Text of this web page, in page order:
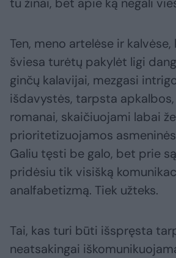
Ten, meno artelėse ir
šviesa turėtų pakylėt ligi
ginčų kalavijai, mezgasi
išdavystės, tarpsta
romanai, skaičiuojami labai
prioritetizuojamos
Galiu tęsti be galo, bet prie
pridėsiu tik visišką
analfabetizmą. Tiek užteks.
Tai, kas turi būti išspręsta
neatsakingai